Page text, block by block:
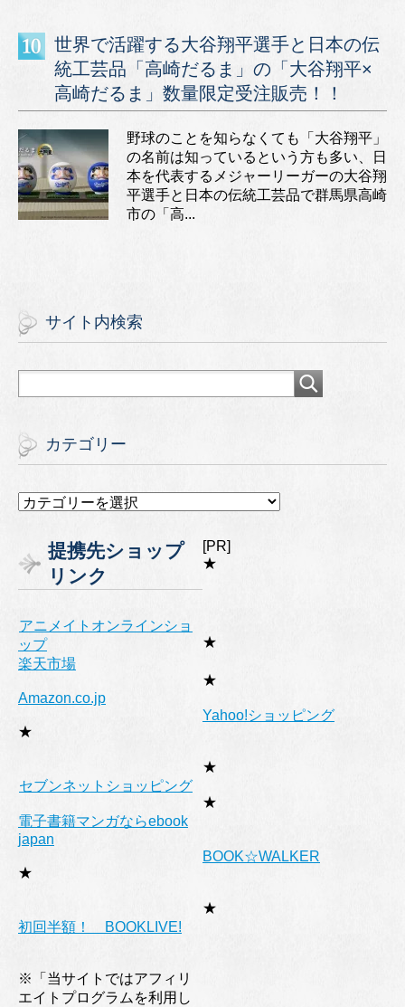
世界で活躍する大谷翔平選手と日本の伝
統工芸品「高崎だるま」の「大谷翔平×
高崎だるま」数量限定受注販売！！
野球のことを知らなくても「大谷翔平」
の名前は知っているという方も多い、日
本を代表するメジャーリーガーの大谷翔
平選手と日本の伝統工芸品で群馬県高崎
市の「高...
サイト内検索
カテゴリー
カ
リ
ー
提携先ショップ
リンク
[PR]
★
アニメイトオンラインショ
ップ
★
楽天市場
★
Amazon.co.jp
★
Yahoo!ショッピング
★
セブンネットショッピング
★
電子書籍マンガならebook
japan
★
BOOK☆WALKER
★
初回半額！ BOOKLIVE!
※「当サイトではアフィリ
エイトプログラムを利用し